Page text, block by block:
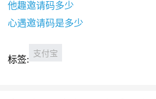
他趣邀请码多少
心遇邀请码是多少
标签:
支付宝